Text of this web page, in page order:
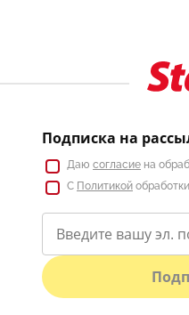
Подписка на
Даю согласие на
С Политикой